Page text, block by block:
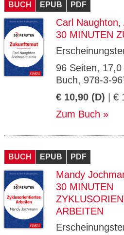
BUCH EPUB PDF
Carl Naughton,
30 MINUTEN
96 Seiten,
Buch, 978-3-
€ 10,90 (D) | €
Zum Buch
BUCH EPUB PDF
Mandy
30 MINUTEN
ARBEITEN